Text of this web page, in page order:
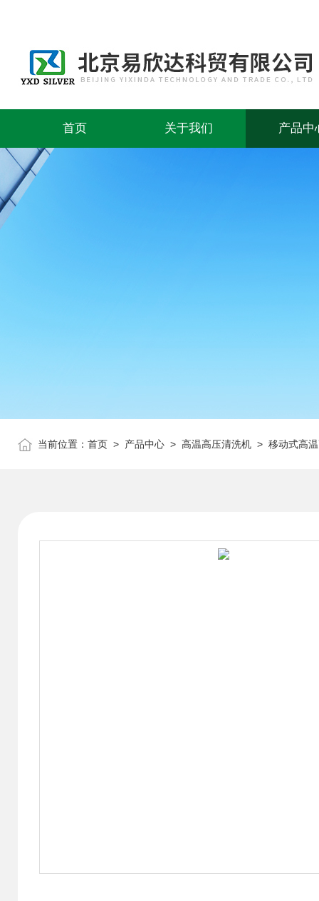
首页 关于我们 产品中
当前位置： 首页 > 产品中心 > 高温高压清洗机 > 移动式高